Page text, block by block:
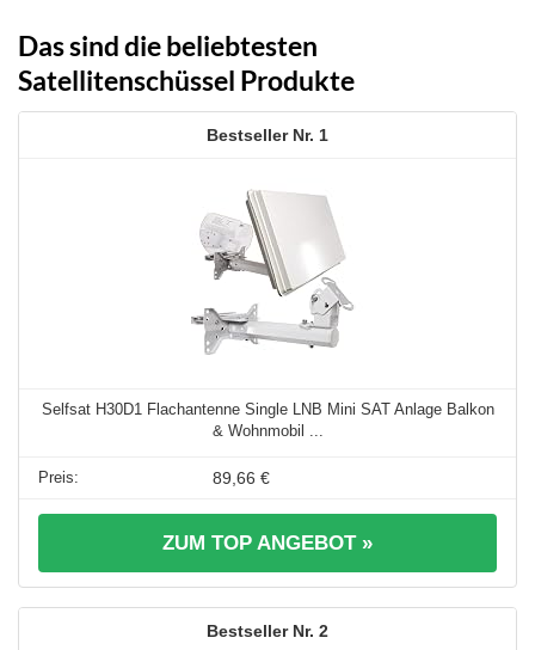
Das sind die beliebtesten
Satellitenschüssel Produkte
1
Selfsat H30D1 Flachantenne Single LNB Mini SAT Anlage Balkon
& Wohnmobil ...
89,66 €
ZUM TOP ANGEBOT »
2